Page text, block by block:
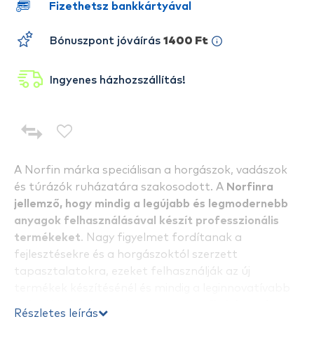
A Norfin márka speciálisan a horgászok, vadászok
és túrázók ruházatára szakosodott. A Norfinra
jellemző, hogy mindig a legújabb és legmodernebb
anyagok felhasználásával készít professzionális
termékeket. Nagy figyelmet fordítanak a
fejlesztésekre és a horgászoktól szerzett
tapasztalatokra, ezeket felhasználják az új
Részletes leírás
Fizethetsz bankkártyával
Bónuszpont jóváírás 1400 Ft
Ingyenes házhozszállítás!